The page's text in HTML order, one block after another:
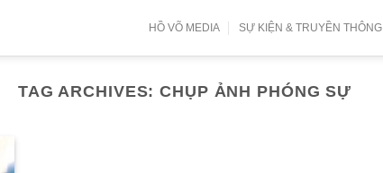
HỒ VÕ MEDIA SỰ KIỆN & TRUYỀN THÔNG
TAG ARCHIVES:CHỤP ẢNH PHÓNG SỰ